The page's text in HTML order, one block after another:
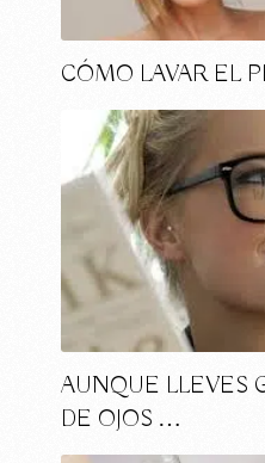
CÓMO LAVAR EL
AUNQUE LLEVES
DE OJOS …